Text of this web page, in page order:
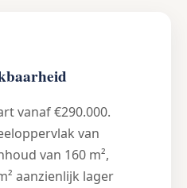
vanaf €290.000.
van
van 160 m²,
aanzienlijk lager